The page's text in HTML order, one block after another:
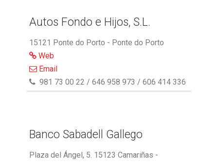
Autos Fondo e Hijos, S.L.
15121 Ponte do Porto - Ponte do Porto
Web
Email
981 73 00 22 / 646 958 973 / 606 414 336
Banco Sabadell Gallego
Plaza del Ángel, 5. 15123 Camariñas -